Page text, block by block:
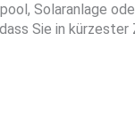
Solaranlage
Sie in kürzester